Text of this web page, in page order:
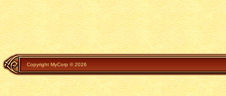
Copyright MyCorp © 2026